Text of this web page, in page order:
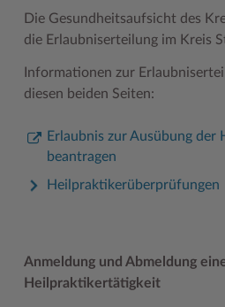
Zuständigkeitsfinder SH ↗
Stormarninfo
Termine
Ukrainehilfe
#MeinStormarn
Karrieretag
Wappen und Geschichte
Wappenrolle
Was ist ein Kreis?
Vereine und Gruppen
Wälder und Moore
Die Gesundheitsaufsicht des
die Erlaubniserteilung im Kreis
Informationen zur
diesen beiden Seiten:
Erlaubnis zur Ausübung der
beantragen
Heilpraktikerüberprüfungen
Anmeldung und Abmeldung
Heilpraktikertätigkeit